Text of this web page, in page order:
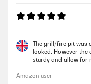
The grill/fire pit was
looked. However
sturdy and allow for
Amazon user